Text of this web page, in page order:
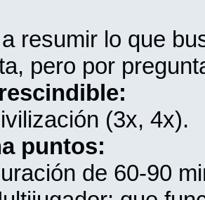
resumir lo que
pero por
(3x, 4x).
puntos:
de 60-90